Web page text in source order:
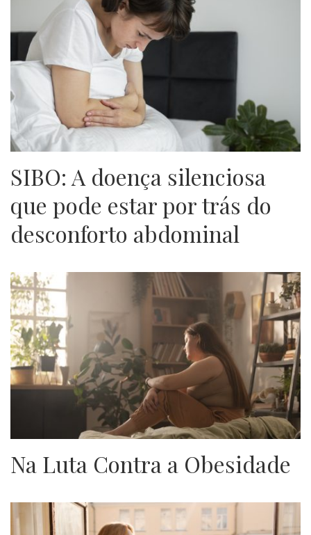
SIBO: A doença silenciosa
que pode estar por trás do
desconforto abdominal
Na Luta Contra a Obesidade